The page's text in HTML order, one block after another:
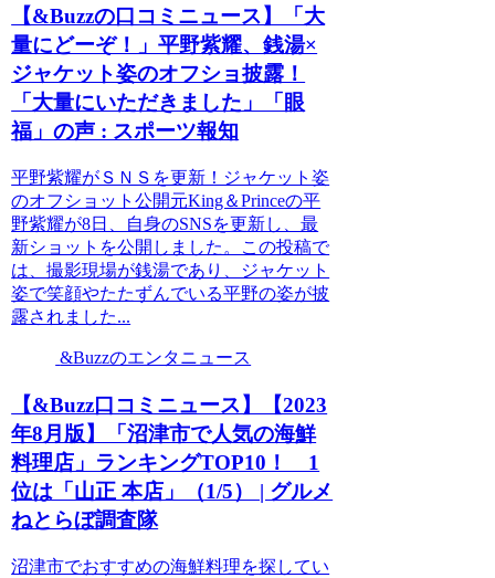
【&Buzzの口コミニュース】「大
量にどーぞ！」平野紫耀、銭湯×
ジャケット姿のオフショ披露！
「大量にいただきました」「眼
福」の声 : スポーツ報知
平野紫耀がＳＮＳを更新！ジャケット姿
のオフショット公開元King＆Princeの平
野紫耀が8日、自身のSNSを更新し、最
新ショットを公開しました。この投稿で
は、撮影現場が銭湯であり、ジャケット
姿で笑顔やたたずんでいる平野の姿が披
露されました...
&Buzzのエンタニュース
【&Buzz口コミニュース】【2023
年8月版】「沼津市で人気の海鮮
料理店」ランキングTOP10！ 1
位は「山正 本店」（1/5） | グルメ
ねとらぼ調査隊
沼津市でおすすめの海鮮料理を探してい